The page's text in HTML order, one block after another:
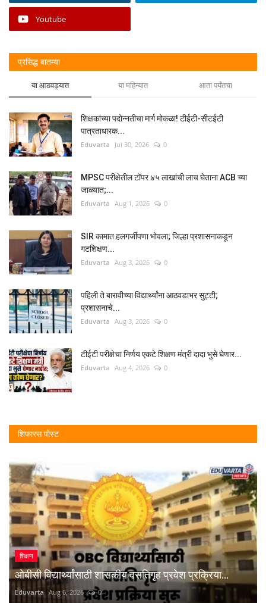
Youtube
प्रसिद्ध बातम्या
या आठवड्यात या महिन्यात आता पर्यंतचा
शिक्षकांच्या पदोन्नतीचा मार्ग मोकळा! टीईटी-सीटईटी
पात्रताधारक...
Eduvarta Jul 30, 2026 0
MPSC परीक्षेतील टॉपर ४५ लाखांची लाच घेताना ACB च्या
जाळ्यात;...
Eduvarta Aug 1, 2026 0
SIR कामात हलगर्जीपणा भोवला; जिल्हा प्रशासनाकडून
गटशिक्षण...
Eduvarta Aug 3, 2026 0
पहिली ते बारावीच्या विद्यार्थ्यांना आठवडाभर सुट्टी;
प्रशासनाचे...
Eduvarta Aug 3, 2026 0
टीईटी परीक्षेचा निर्णय एकटे शिक्षण मंत्री दादा भुसे घेणार...
Eduvarta Aug 4, 2026 0
शिफारस पोस्ट
शिक्षण
ओबीसी विद्यार्थ्यांसाठी शासकीय वसतिगृह प्रवेश प्रक्रिया...
Eduvarta Aug 6, 2026 0